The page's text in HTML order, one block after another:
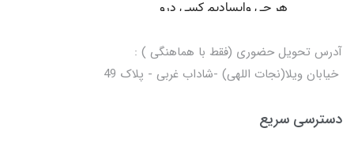
آدرس تحویل حضوری (فقط با هماهنگی ) :
خیابان ویلا(نجات اللهی) -شاداب غربی - پلاک 49
دسترسی سریع